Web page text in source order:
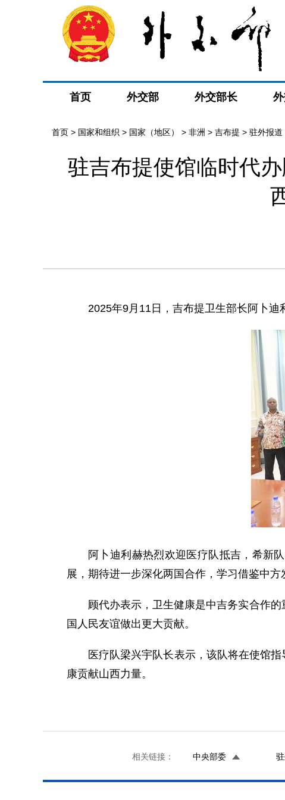
首页 外交部 外交部长
首页 > 国家和组织 > 国家（地区） > 非洲 > 吉布提 > 驻外报道
驻吉布提使馆临时代
2025年9月11日，吉布提卫生部长阿卜迪
阿卜迪利赫热烈欢迎医疗队抵吉，希新
展，期待进一步深化两国合作，学习借鉴中方
顾代办表示，卫生健康是中吉务实合作
国人民友谊做出更大贡献。
医疗队梁兴宇队长表示，该队将在使馆
康贡献山西力量。
相关链接： 中央部委